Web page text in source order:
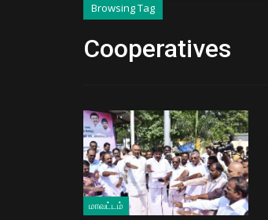
Browsing Tag
Cooperatives
மாவட்டம்